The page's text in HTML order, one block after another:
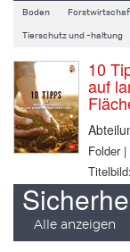
Boden
Tierschutz und -haltung
10
auf
Folder
Alle anzeigen